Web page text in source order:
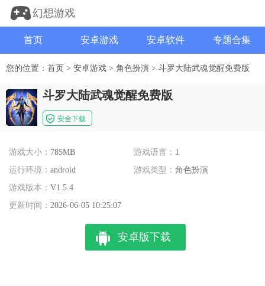
幻想游戏
首页 安卓游戏 安卓软件 专题合集
您的位置： 首页 > 安卓游戏 > 角色扮演 > 斗罗大陆武魂觉醒免费版
斗罗大陆武魂觉醒免费版
安全下载
游戏大小： 785MB 游戏语言： 1
运行环境： android 游戏类型：角色扮演
游戏版本： V1.5.4
更新时间： 2026-06-05 10:25:07
安卓版下载